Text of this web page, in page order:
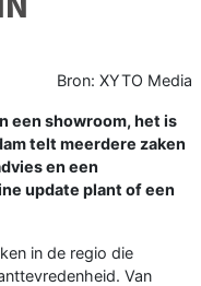
Bron: XYTO Media
een showroom, het is
telt meerdere zaken
en een
update plant of een
in de regio die
Van